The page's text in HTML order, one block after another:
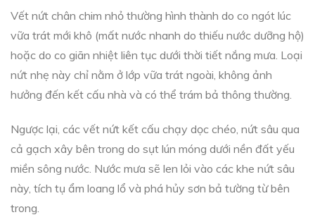
Vết nứt chân chim nhỏ thường hình thành do co ngót lúc
vữa trát mới khô (mất nước nhanh do thiếu nước dưỡng hộ)
hoặc do co giãn nhiệt liên tục dưới thời tiết nắng mưa. Loại
nứt nhẹ này chỉ nằm ở lớp vữa trát ngoài, không ảnh
hưởng đến kết cấu nhà và có thể trám bả thông thường.
Ngược lại, các vết nứt kết cấu chạy dọc chéo, nứt sâu qua
cả gạch xây bên trong do sụt lún móng dưới nền đất yếu
miền sông nước. Nước mưa sẽ len lỏi vào các khe nứt sâu
này, tích tụ ẩm loang lổ và phá hủy sơn bả tường từ bên
trong.